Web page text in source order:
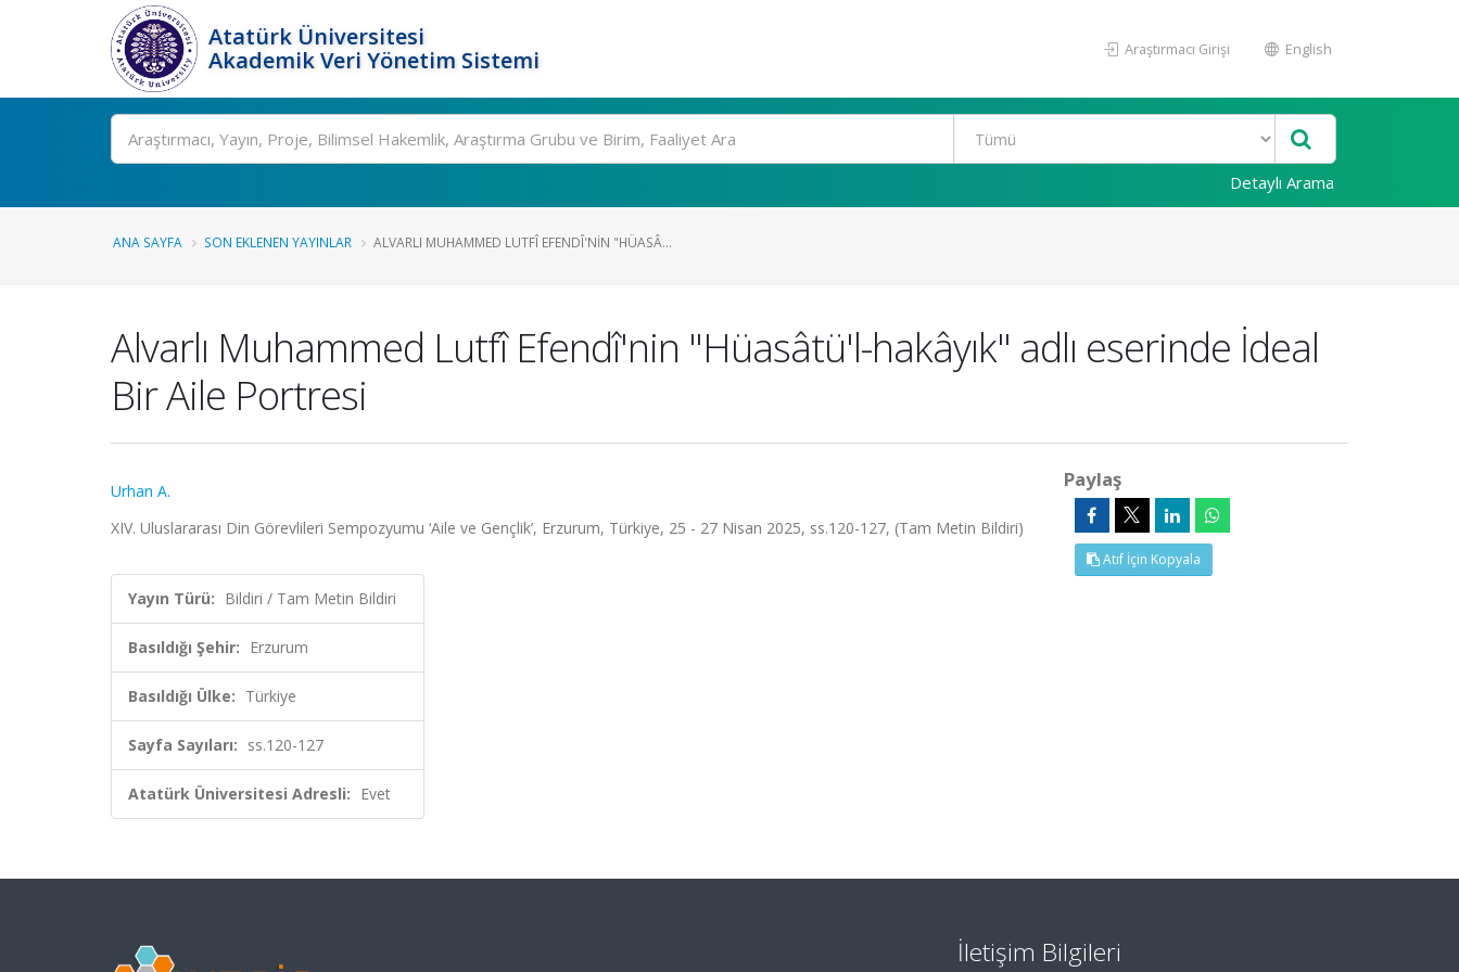
Atatürk Üniversitesi
Akademik Veri Yönetim Sistemi
Araştırmacı Girişi English
Ara
Detaylı Arama
ANA SAYFA SON EKLENEN YAYINLAR ALVARLI MUHAMMED LUTFÎ EFENDÎ'NIN "HÜASÂ...
Alvarlı Muhammed Lutfî Efendî'nin "Hüasâtü'l-hakâyık" adlı eserinde İdeal
Bir Aile Portresi
Urhan A.
XIV. Uluslararası Din Görevlileri Sempozyumu ‘Aile ve Gençlik’, Erzurum, Türkiye, 25 - 27 Nisan 2025, ss.120-127, (Tam Metin Bildiri)
Yayın Türü: Bildiri / Tam Metin Bildiri
Basıldığı Şehir: Erzurum
Basıldığı Ülke: Türkiye
Sayfa Sayıları: ss.120-127
Atatürk Üniversitesi Adresli: Evet
Paylaş
Atıf İçin Kopyala
İletişim Bilgileri